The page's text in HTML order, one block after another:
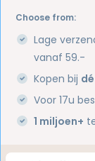
Choose from:
Lage
vanaf 59.-
Kopen bij
Voor 17u
1 miljoen+